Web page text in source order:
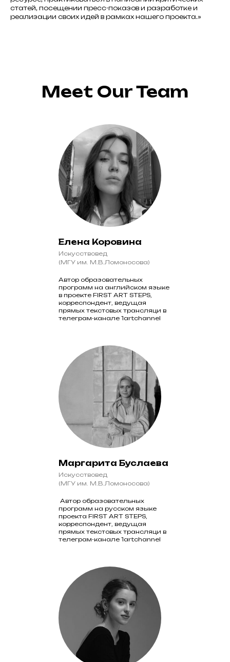
статей, посещении пресс-показов и разработке и
реализации своих идей в рамках нашего проекта.»
Meet Our Team
Елена Коровина
Искусствовед
(МГУ им. М.В.Ломоносова)
Автор образовательных
программ на английском языке
в проекте FIRST ART STEPS,
корреспондент, ведущая
прямых текстовых трансляци в
телеграм-канале 1artchannel
Маргарита Буслаева
Искусствовед
(МГУ им. М.В.Ломоносова)
Автор образовательных
программ на русском языке
проекта FIRST ART STEPS,
корреспондент, ведущая
прямых текстовых трансляци в
телеграм-канале 1artchannel